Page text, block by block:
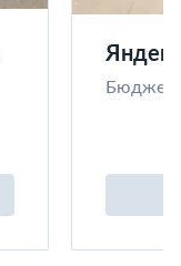
Бюджет